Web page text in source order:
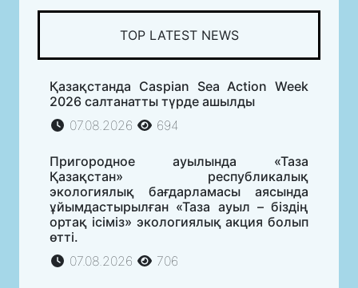
TOP LATEST NEWS
Қазақстанда Caspian Sea Action Week
2026 салтанатты түрде ашылды
07.08.2026
694
Пригородное ауылында «Таза
Қазақстан» республикалық
экологиялық бағдарламасы аясында
ұйымдастырылған «Таза ауыл – біздің
ортақ ісіміз» экологиялық акция болып
өтті.
07.08.2026
706